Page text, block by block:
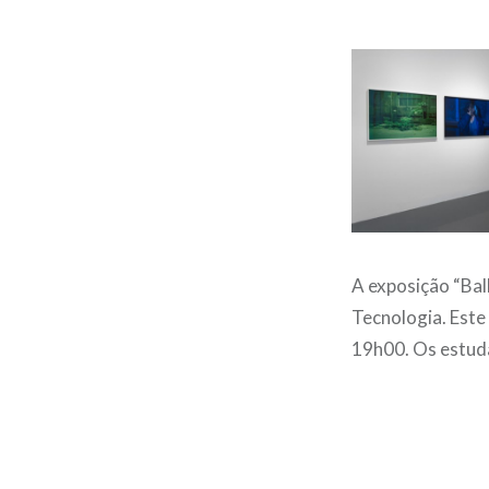
A exposição
Tecnologia.
19h00. Os